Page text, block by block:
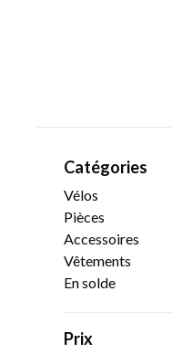
Catégories
Vélos
Pièces
Accessoires
Vêtements
En solde
Prix